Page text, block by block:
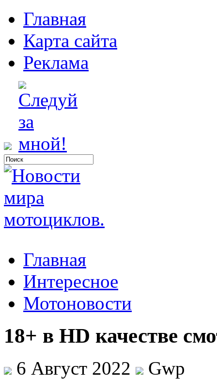
Главная
Карта сайта
Реклама
Главная
Интересное
Мотоновости
18+ в HD качестве
6 Август 2022
Gwp